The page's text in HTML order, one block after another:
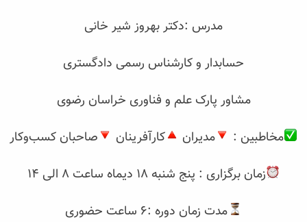
مدرس :دکتر بهروز شیر خانی
حسابدار و کارشناس رسمی دادگستری
مشاور پارک علم و فناوری خراسان رضوی
مخاطبین :
مدیران کارآفرینان
صاحبان کسب‌وکار
زمان برگزاری : پنج شنبه ۱۸ دیماه ساعت ۸ الی ۱۴
مدت زمان دوره :۶ ساعت حضوری